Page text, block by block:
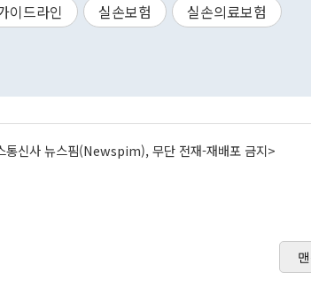
이드라인 실손보험
실손의료보험
통신사 뉴스핌(Newspim), 무단 전재-재배포 금지>